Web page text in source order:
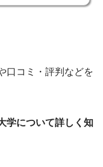
口コミ・評判などを
学について詳しく知